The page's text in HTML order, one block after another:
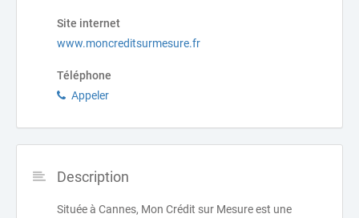
Site internet
www.moncreditsurmesure.fr
Téléphone
Appeler
Description
Située à Cannes, Mon Crédit sur Mesure est une